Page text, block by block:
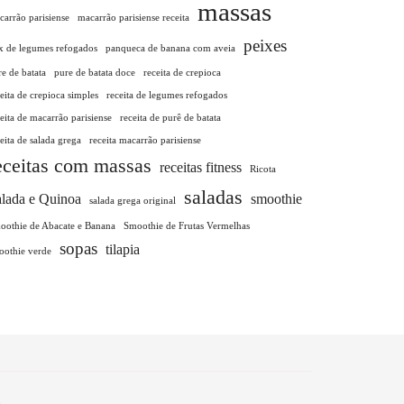
parisiense macarrão parisiense receita massas
de legumes refogados panqueca de banana com aveia peixes
de batata pure de batata doce receita de crepioca
de crepioca simples receita de legumes refogados
de macarrão parisiense receita de purê de batata
de salada grega receita macarrão parisiense
com massas receitas fitness Ricota
e Quinoa salada grega original saladas smoothie
de Abacate e Banana Smoothie de Frutas Vermelhas
verde sopas tilapia